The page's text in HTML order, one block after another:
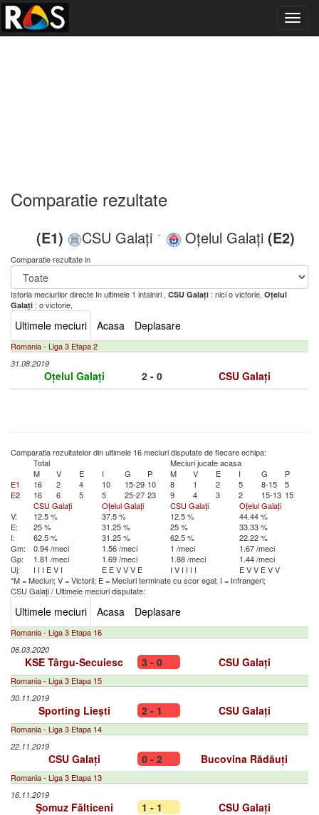
Comparatie rezultate
(E1) CSU Galați - Oțelul Galați (E2)
Comparatie rezultate in
Istoria meciurilor directe In ultimele 1 intalniri , CSU Galați : nici o victorie, Oțelul
Galați : o victorie,
Ultimele meciuri Acasa Deplasare
Romania - Liga 3 Etapa 2
31.08.2019
Oțelul Galați 2 - 0 CSU Galați
Comparatia rezultatelor din ultimele 16 meciuri disputate de fiecare echipa:
Total
Meciuri jucate acasa
M
V E I G P M V E I G
P
E1
16 2 4 10 15-29 10 8 1 2 5 8-15
5
E2
16 6 5 5 25-27 23 9 4 3 2 15-13 15
CSU Galați
Oțelul Galați CSU Galați
Oțelul Galați
V:
12.5 % 37.5 % 12.5 %
44.44 %
E:
25 % 31.25 % 25 %
33.33 %
I:
62.5 % 31.25 % 62.5 %
22.22 %
Gm:
0.94 /meci 1.56 /meci 1 /meci
1.67 /meci
Gp:
1.81 /meci 1.69 /meci 1.88 /meci
1.44 /meci
Uj:
I I I EV I E EVVV E I V I I I I EVV EVV
*M = Meciuri; V = Victorii; E = Meciuri terminate cu scor egal; I = Infrangeri;
CSU Galați/ Ultimele meciuri disputate:
Ultimele meciuri Acasa Deplasare
Romania - Liga 3 Etapa 16
06.03.2020
KSE Târgu-Secuiesc 3 - 0 CSU Galați
Romania - Liga 3 Etapa 15
30.11.2019
Sporting Liești 2 - 1 CSU Galați
Romania - Liga 3 Etapa 14
22.11.2019
CSU Galați 0 - 2 Bucovina Rădăuți
Romania - Liga 3 Etapa 13
16.11.2019
Şomuz Fălticeni 1 - 1 CSU Galați